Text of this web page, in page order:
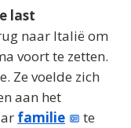
last
naar Italië om
voort te zetten.
Ze voelde zich
aan het
familie
te